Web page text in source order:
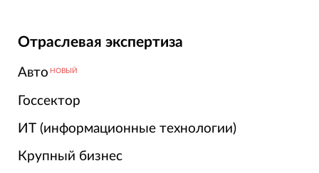
Отраслевая экспертиза
Авто НОВЫЙ
Госсектор
ИТ (информационные технологии)
Крупный бизнес